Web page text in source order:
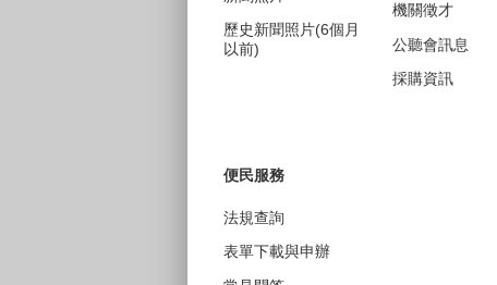
歷史新聞照片(6個月
以前)
機關徵才
公聽會訊息
採購資訊
便民服務
法規查詢
表單下載與申辦